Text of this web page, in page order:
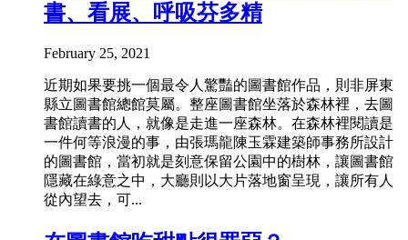
書、看展、呼吸芬多精
February 25, 2021
近期如果要挑一個最令人驚豔的圖書館作品，則非屏東
縣立圖書館總館莫屬。整座圖書館坐落於森林裡，去圖
書館讀書的人，就像是走進一座森林。在森林裡閱讀是
一件何等浪漫的事，由張瑪龍陳玉霖建築師事務所設計
的圖書館，當初就是刻意保留公園中的樹林，讓圖書館
隱藏在綠意之中，大廳則以大片落地窗呈現，讓所有人
從內望去，可...